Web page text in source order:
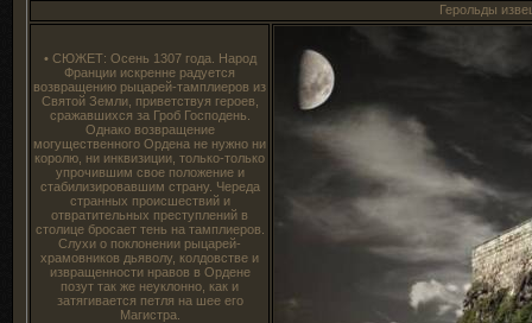
Герольды
• СЮЖЕТ: Осень 1307 года. Народ
Франции искренне радуется
возвращению рыцарей-тамплиеров из
Святой Земли, приветствуя героев,
сражавшихся за Гроб Господень.
Однако возвращение
могущественного Ордена не нужно ни
королю, ни инквизиции, только-только
упрочившим свое положение и
стабилизировавшим страну. Череда
странных происшествий и
отвратительных преступлений в
столице бросает тень на тамплиеров.
Слухи о поклонении рыцарей-
храмовников дьяволу, колдовстве и
извращенности нравов в Ордене
позут так же неуклонно, как и
затягивается петля на шее его
Магистра.